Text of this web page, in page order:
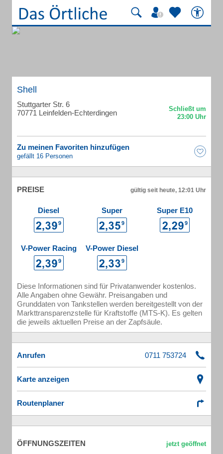
Shell
Stuttgarter Str. 6
70771 Leinfelden-Echterdingen
Zu meinen Favoriten hinzufügen
gefällt 16 Personen
PREISE gültig seit heute, 12:01 Uhr
Diesel Super Super E10
V-Power Racing V-Power Diesel
Diese Informationen sind für Privatanwender kostenlos.
Alle Angaben ohne Gewähr. Preisangaben und
Grunddaten von Tankstellen werden bereitgestellt von der
Markttransparenzstelle für Kraftstoffe (MTS-K). Es gelten
die jeweils aktuellen Preise an der Zapfsäule.
Anrufen
Karte anzeigen
Routenplaner
ÖFFNUNGSZEITEN